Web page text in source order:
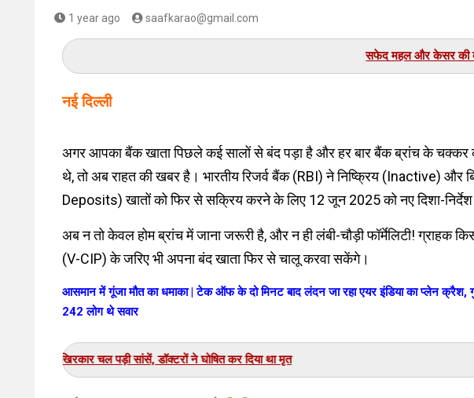
1 year ago saafkarao@gmail.com
सफेद महल और केसर की
नई दिल्ली
अगर आपका बैंक खाता पिछले कई सालों से बंद पड़ा है और हर बार बैंक ब्रांच के
थे, तो अब राहत की खबर है। भारतीय रिजर्व बैंक (RBI) ने निष्क्रिय (Inactive) और
Deposits) खातों को फिर से सक्रिय करने के लिए 12 जून 2025 को नए दिशा-निर्देश
अब न तो केवल होम ब्रांच में जाना जरूरी है, और न ही लंबी-चौड़ी फॉर्मेलिटी! ग्राहक
(V-CIP) के जरिए भी अपना बंद खाता फिर से चालू करवा सकेंगे।
आसमान में गूंजा मौत का धमाका | टेक ऑफ के दो मिनट बाद लंदन जा रहा एयर इंडिया का प्लेन क्रैश,
242 लोग थे सवार
मां की पुकार से आखिरकार चल